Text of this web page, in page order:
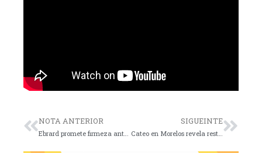
NOTA ANTERIOR SIGUEINTE
Cateo en Morelos revela restos humanos